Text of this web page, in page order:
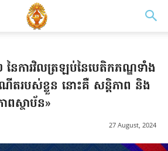
ៃការវិលត្រឡប់នៃបេតិកភណ្ឌទាំង
តរបស់ខ្លួន នោះគឺ សន្តិភាព និង
ពស្ថាប័ន»
27 August, 2024